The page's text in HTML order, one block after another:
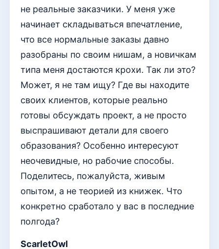
не реальные заказчики. У меня уже
начинает складываться впечатление,
что все нормальные заказы давно
разобраны по своим нишам, а новичкам
типа меня достаются крохи. Так ли это?
Может, я не там ищу? Где вы находите
своих клиентов, которые реально
готовы обсуждать проект, а не просто
выспрашивают детали для своего
образования? Особенно интересуют
неочевидные, но рабочие способы.
Поделитесь, пожалуйста, живым
опытом, а не теорией из книжек. Что
конкретно сработало у вас в последние
полгода?
ScarletOwl